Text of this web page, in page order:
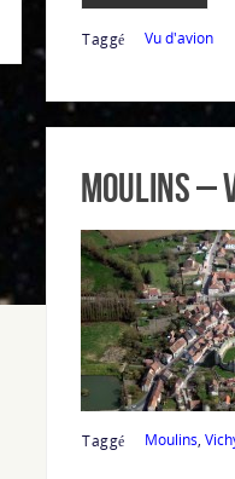
Taggé Vu d'avion
Moulins –
Taggé Moulins